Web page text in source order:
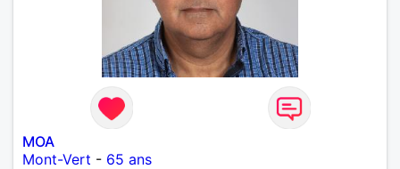
MOA
Mont-Vert - 65 ans